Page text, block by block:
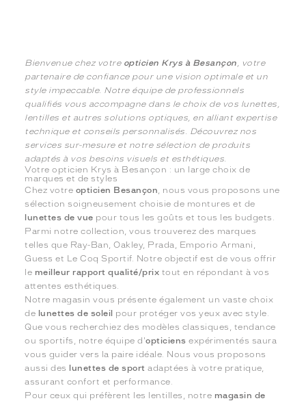
Bienvenue chez votre opticien Krys à Besançon, votre
partenaire de confiance pour une vision optimale et un
style impeccable. Notre équipe de professionnels
qualifiés vous accompagne dans le choix de vos lunettes,
lentilles et autres solutions optiques, en alliant expertise
technique et conseils personnalisés. Découvrez nos
services sur-mesure et notre sélection de produits
adaptés à vos besoins visuels et esthétiques.
Votre opticien Krys à Besançon : un large choix de
marques et de styles
Chez votre opticien Besançon, nous vous proposons une
sélection soigneusement choisie de montures et de
lunettes de vue pour tous les goûts et tous les budgets.
Parmi notre collection, vous trouverez des marques
telles que Ray-Ban, Oakley, Prada, Emporio Armani,
Guess et Le Coq Sportif. Notre objectif est de vous offrir
le meilleur rapport qualité/prix tout en répondant à vos
attentes esthétiques.
Notre magasin vous présente également un vaste choix
de lunettes de soleil pour protéger vos yeux avec style.
Que vous recherchiez des modèles classiques, tendance
ou sportifs, notre équipe d'opticiens expérimentés saura
vous guider vers la paire idéale. Nous vous proposons
aussi des
lunettes de sport adaptées à votre pratique,
assurant confort et performance.
Pour ceux qui préfèrent les lentilles, notre magasin de